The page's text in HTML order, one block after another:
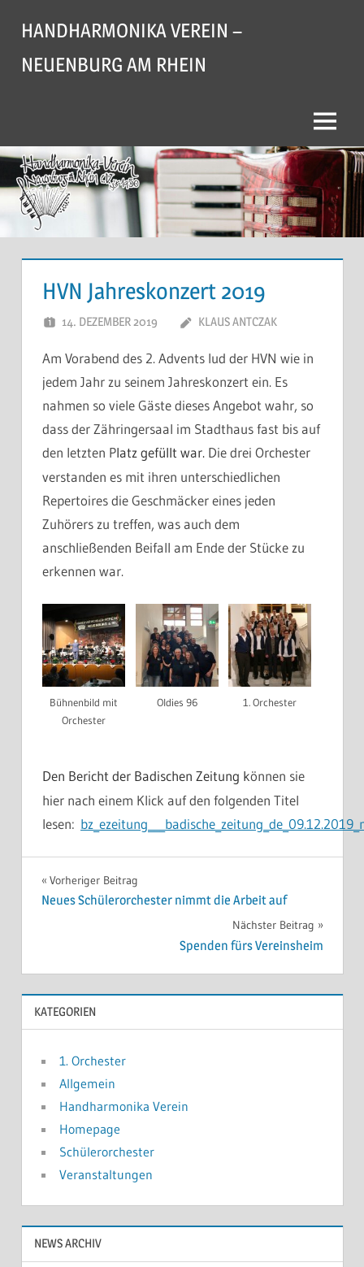
Inhalt
springen
HANDHARMONIKA VEREIN –
NEUENBURG AM RHEIN
Menü
HVN Jahreskonzert 2019
14. DEZEMBER 2019 KLAUS ANTCZAK
Am Vorabend des 2. Advents lud der HVN wie in
jedem Jahr zu seinem Jahreskonzert ein. Es
nahmen so viele Gäste dieses Angebot wahr, so
dass der Zähringersaal im Stadthaus fast bis auf
den letzten Platz gefüllt war. Die drei Orchester
verstanden es mit ihren unterschiedlichen
Repertoires die Geschmäcker eines jeden
Zuhörers zu treffen, was auch dem
anschließenden Beifall am Ende der Stücke zu
erkennen war.
Bühnenbild mit
Orchester
Oldies 96 1. Orchester
Den Bericht der Badischen Zeitung können sie
hier nach einem Klick auf den folgenden Titel
lesen:
1.
ORCHESTER
VERANSTALTUNGEN
Beitragsnavigation
Vorheriger Beitrag
Neues Schülerorchester nimmt die Arbeit auf
Nächster Beitrag
Spenden fürs Vereinsheim
KATEGORIEN
1. Orchester
Allgemein
Handharmonika Verein
Homepage
Schülerorchester
Veranstaltungen
NEWS ARCHIV